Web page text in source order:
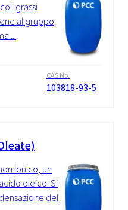
grassi
al gruppo
CAS No.
103818-93-5
ionico, un
oleico. Si
del